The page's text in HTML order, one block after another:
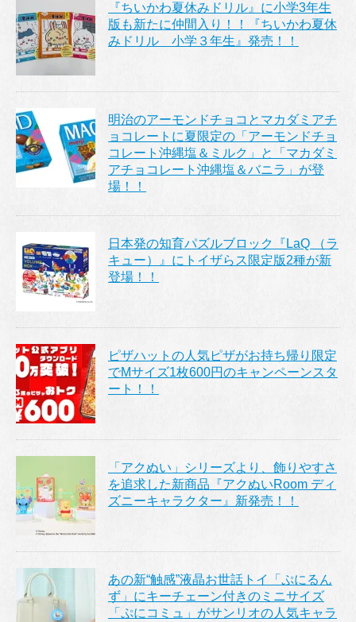
『ちいかわ夏休みドリル』に小学3年生
版も新たに仲間入り！！『ちいかわ夏休
みドリル 小学３年生』発売！！
明治のアーモンドチョコとマカダミアチ
ョコレートに夏限定の「アーモンドチョ
コレート沖縄塩＆ミルク」と「マカダミ
アチョコレート沖縄塩＆バニラ」が登
場！！
日本発の知育パズルブロック『LaQ （ラ
キュー）』にトイザらス限定版2種が新
登場！！
ピザハットの人気ピザがお持ち帰り限定
でMサイズ1枚600円のキャンペーンスタ
ート！！
「アクぬい」シリーズより、飾りやすさ
を追求した新商品『アクぬいRoom ディ
ズニーキャラクター』新発売！！
あの新“触感”液晶お世話トイ「ぷにるん
ず」にキーチェーン付きのミニサイズ
「ぷにコミュ」がサンリオの人気キャラ